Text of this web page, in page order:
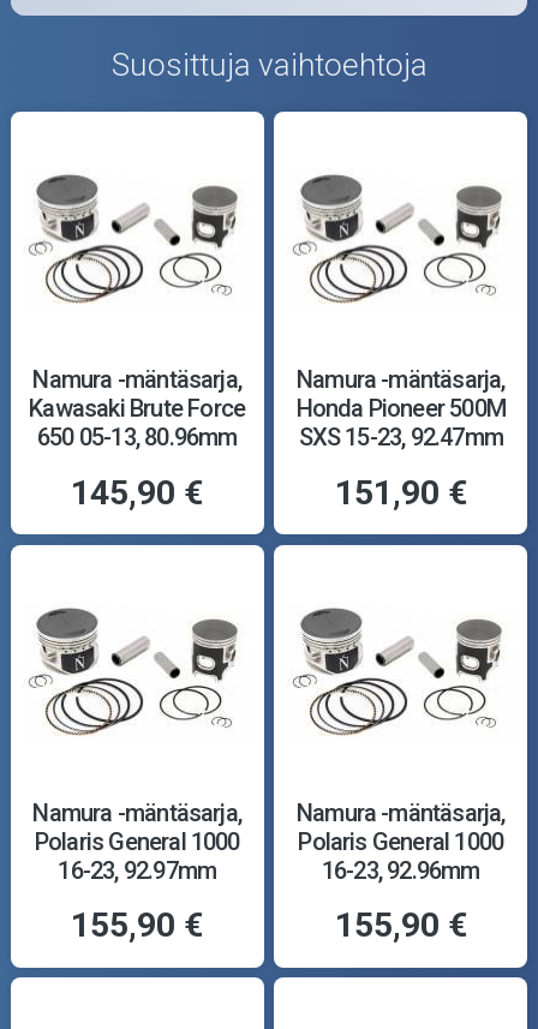
Suosittuja vaihtoehtoja
Namura -mäntäsarja,
Kawasaki Brute Force
650 05-13, 80.96mm
145,90 €
Namura -mäntäsarja,
Honda Pioneer 500M
SXS 15-23, 92.47mm
151,90 €
Namura -mäntäsarja,
Polaris General 1000
16-23, 92.97mm
155,90 €
Namura -mäntäsarja,
Polaris General 1000
16-23, 92.96mm
155,90 €